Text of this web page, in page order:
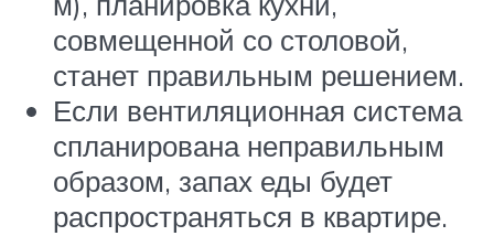
совмещенной со столовой,
станет правильным решением.
Если вентиляционная система
спланирована неправильным
образом, запах еды будет
распространяться в квартире.